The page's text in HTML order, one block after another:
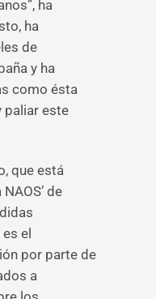
ha
ha
de
y ha
como ésta
paliar este
que está
de
el
por parte de
a